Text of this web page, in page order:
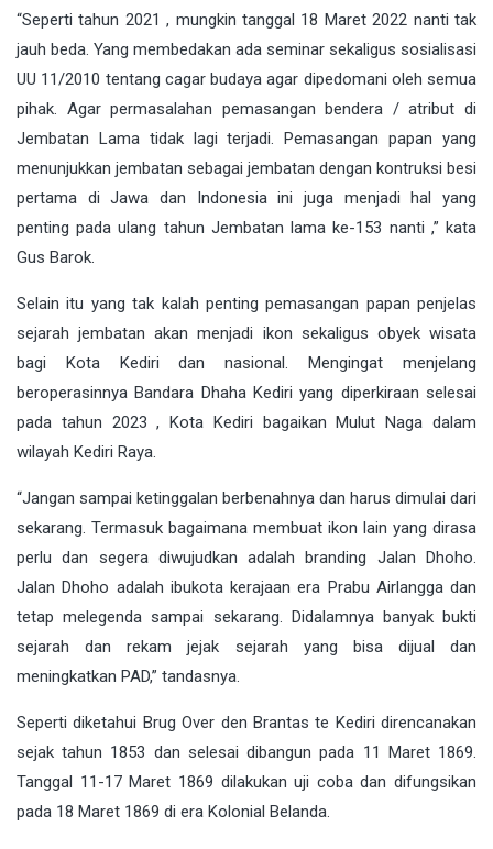
“Seperti tahun 2021 , mungkin tanggal 18 Maret 2022 nanti tak
jauh beda. Yang membedakan ada seminar sekaligus sosialisasi
UU 11/2010 tentang cagar budaya agar dipedomani oleh semua
pihak. Agar permasalahan pemasangan bendera / atribut di
Jembatan Lama tidak lagi terjadi. Pemasangan papan yang
menunjukkan jembatan sebagai jembatan dengan kontruksi besi
pertama di Jawa dan Indonesia ini juga menjadi hal yang
penting pada ulang tahun Jembatan lama ke-153 nanti ,” kata
Gus Barok.
Selain itu yang tak kalah penting pemasangan papan penjelas
sejarah jembatan akan menjadi ikon sekaligus obyek wisata
bagi Kota Kediri dan nasional. Mengingat menjelang
beroperasinnya Bandara Dhaha Kediri yang diperkiraan selesai
pada tahun 2023 , Kota Kediri bagaikan Mulut Naga dalam
wilayah Kediri Raya.
“Jangan sampai ketinggalan berbenahnya dan harus dimulai dari
sekarang. Termasuk bagaimana membuat ikon lain yang dirasa
perlu dan segera diwujudkan adalah branding Jalan Dhoho.
Jalan Dhoho adalah ibukota kerajaan era Prabu Airlangga dan
tetap melegenda sampai sekarang. Didalamnya banyak bukti
sejarah dan rekam jejak sejarah yang bisa dijual dan
meningkatkan PAD,” tandasnya.
Seperti diketahui Brug Over den Brantas te Kediri direncanakan
sejak tahun 1853 dan selesai dibangun pada 11 Maret 1869.
Tanggal 11-17 Maret 1869 dilakukan uji coba dan difungsikan
pada 18 Maret 1869 di era Kolonial Belanda.